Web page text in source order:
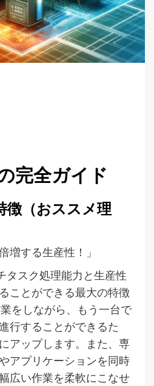
完全ガイド
徴（おススメ理
増する生産性！」
タスク処理能力と生産性
ことができる最大の特徴
をしながら、もう一台で
行することができるた
アップします。また、専
アプリケーションを同時
広い作業を柔軟にこなせ